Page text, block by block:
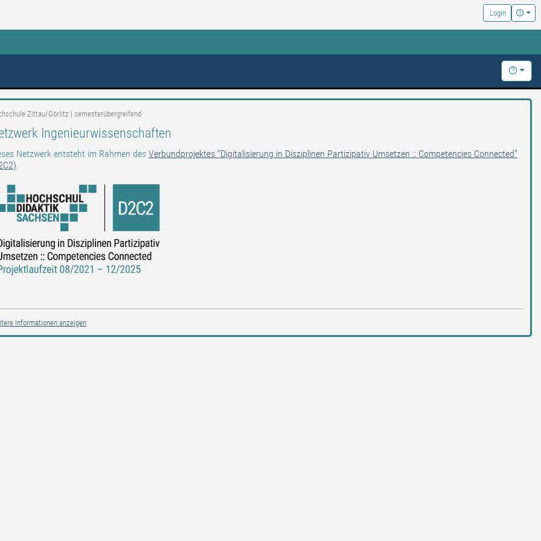
Login Hilfe
Hilfe
Zittau/Görlitz | semesterübergreifend
Ingenieurwissenschaften
Netzwerk entsteht im Rahmen desVerbundprojektes "Digitalisierung in Disziplinen Partizipativ Umsetzen :: Competencies Connected"
.
Informationen anzeigen